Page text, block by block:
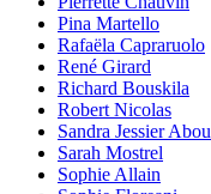
Pina Martello
Rafaëla Capraruolo
René Girard
Richard Bouskila
Robert Nicolas
Sandra Jessier
Sarah Mostrel
Sophie Allain